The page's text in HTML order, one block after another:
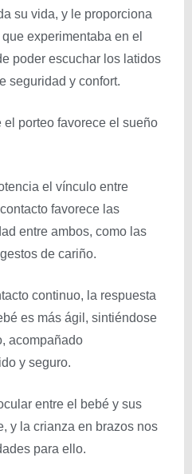
su vida, y le proporciona
experimentaba en el
poder escuchar los latidos
seguridad y confort.
el porteo favorece el sueño
el vínculo entre
favorece las
entre ambos, como las
de cariño.
continuo, la respuesta
es más ágil, sintiéndose
acompañado
y seguro.
entre el bebé y sus
y la crianza en brazos nos
para ello.